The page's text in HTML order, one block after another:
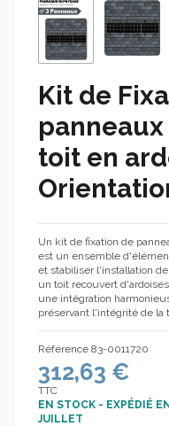
Kit de
toit en
Un kit de fixation de
est un ensemble
et stabiliser l'installation
un toit recouvert
une intégration
préservant l'intégrité de la
Référence 83-0011720
312,63 €
TTC
EN STOCK - EXPÉDIÉ
JUILLET